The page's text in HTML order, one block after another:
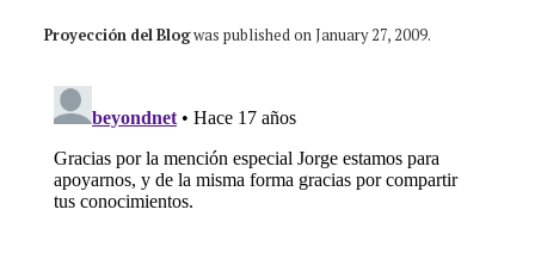
Proyección del Blogwas published on January 27, 2009.